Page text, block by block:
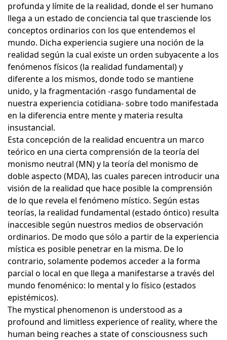
profunda y límite de la realidad, donde el ser humano
llega a un estado de conciencia tal que trasciende los
conceptos ordinarios con los que entendemos el
mundo. Dicha experiencia sugiere una noción de la
realidad según la cual existe un orden subyacente a los
fenómenos físicos (la realidad fundamental) y
diferente a los mismos, donde todo se mantiene
unido, y la fragmentación -rasgo fundamental de
nuestra experiencia cotidiana- sobre todo manifestada
en la diferencia entre mente y materia resulta
insustancial.
Esta concepción de la realidad encuentra un marco
teórico en una cierta comprensión de la teoría del
monismo neutral (MN) y la teoría del monismo de
doble aspecto (MDA), las cuales parecen introducir una
visión de la realidad que hace posible la comprensión
de lo que revela el fenómeno místico. Según estas
teorías, la realidad fundamental (estado óntico) resulta
inaccesible según nuestros medios de observación
ordinarios. De modo que sólo a partir de la experiencia
mística es posible penetrar en la misma. De lo
contrario, solamente podemos acceder a la forma
parcial o local en que llega a manifestarse a través del
mundo fenoménico: lo mental y lo físico (estados
epistémicos).
The mystical phenomenon is understood as a
profound and limitless experience of reality, where the
human being reaches a state of consciousness such